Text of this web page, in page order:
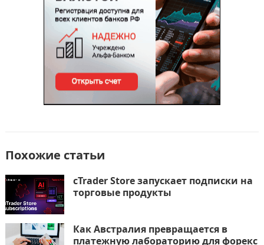
Похожие статьи
cTrader Store запускает подписки на
торговые продукты
Как Австралия превращается в
платежную лабораторию для форекс